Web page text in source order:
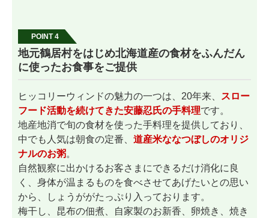
POINT 4
地元鶴居村をはじめ北海道産の食材をふんだん
に使ったお食事をご提供
ヒッコリーウィンドの魅力の一つは、20年来、
スロー
フード活動を続けてきた安藤忍氏の手料理です。
地産地消で旬の食材を使った手料理を提供しており、
中でも人気は朝食の定番、 道産米ななつぼしのオリジ
ナルのお粥。
自然観察に出かけるお客さまにできるだけ消化に良
く、身体が温まるものを食べさせてあげたいとの思い
から、しょうががたっぷり入っております。
梅干し、昆布の佃煮、自家製のお新香、卵焼き、焼き